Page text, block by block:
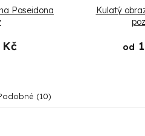
Poseidona
Kč
Kulatý
od
(10)